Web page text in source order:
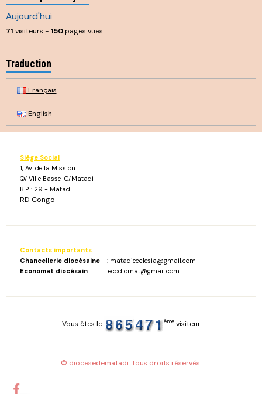
Aujourd'hui
71 visiteurs - 150pages vues
Traduction
Français
English
Siège Social
1, Av. de la Mission
Q/ Ville Basse C/Matadi
B.P. : 29 - Matadi
RD Congo
Contacts importants :
Chancellerie diocésaine : matadiecclesia@gmail.com
Economat diocésain : ecodiomat@gmail.com
Vous êtes le èmevisiteur
© diocesedematadi. Tous droits réservés.